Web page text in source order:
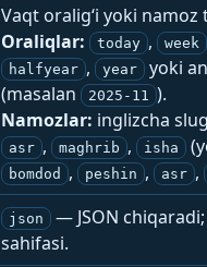
Vaqt oralig‘i yoki
Oraliqlar:
today , week
halfyear , year yoki
(masalan 2025-11 ).
Namozlar: inglizcha
asr , maghrib , isha
bomdod , peshin , asr ,
json — JSON chiqaradi;
sahifasi.